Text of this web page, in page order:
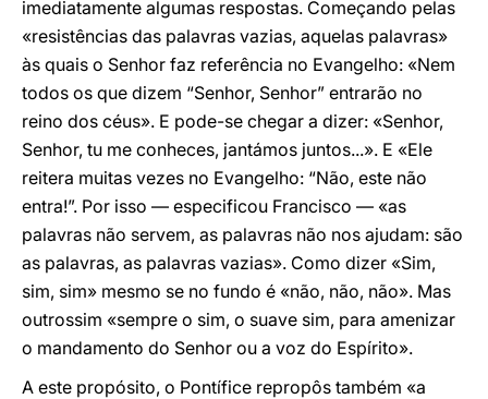
imediatamente algumas respostas. Começando pelas
«resistências das palavras vazias, aquelas palavras»
às quais o Senhor faz referência no Evangelho: «Nem
todos os que dizem “Senhor, Senhor” entrarão no
reino dos céus». E pode-se chegar a dizer: «Senhor,
Senhor, tu me conheces, jantámos juntos...». E «Ele
reitera muitas vezes no Evangelho: “Não, este não
entra!”. Por isso — especificou Francisco — «as
palavras não servem, as palavras não nos ajudam: são
as palavras, as palavras vazias». Como dizer «Sim,
sim, sim» mesmo se no fundo é «não, não, não». Mas
outrossim «sempre o sim, o suave sim, para amenizar
o mandamento do Senhor ou a voz do Espírito».
A este propósito, o Pontífice repropôs também «a